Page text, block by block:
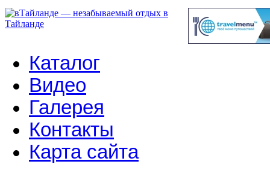
Каталог
Видео
Галерея
Контакты
Карта сайта